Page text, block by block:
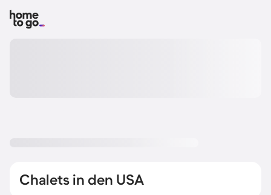
Chalets in den USA